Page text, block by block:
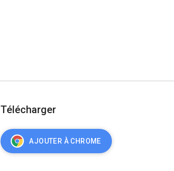
Télécharger
AJOUTER À CHROME